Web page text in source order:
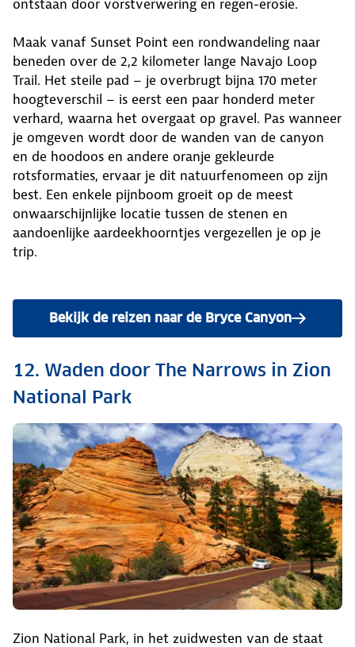
ontstaan door vorstverwering en regen-erosie.
Maak vanaf Sunset Point een rondwandeling naar
beneden over de 2,2 kilometer lange Navajo Loop
Trail. Het steile pad – je overbrugt bijna 170 meter
hoogteverschil – is eerst een paar honderd meter
verhard, waarna het overgaat op gravel. Pas wanneer
je omgeven wordt door de wanden van de canyon
en de hoodoos en andere oranje gekleurde
rotsformaties, ervaar je dit natuurfenomeen op zijn
best. Een enkele pijnboom groeit op de meest
onwaarschijnlijke locatie tussen de stenen en
aandoenlijke aardeekhoorntjes vergezellen je op je
trip.
Bekijk de reizen naar de Bryce Canyon
12. Waden door The Narrows in Zion
National Park
Zion National Park, in het zuidwesten van de staat